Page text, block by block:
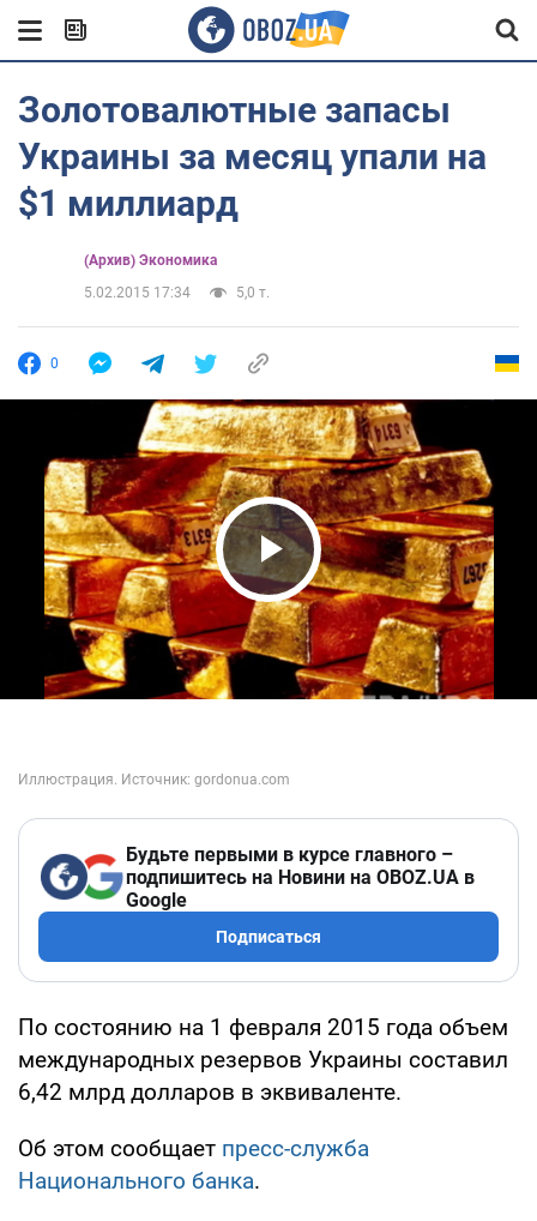
Золотовалютные запасы
Украины за месяц упали на
$1 миллиард
(Архив) Экономика
5.02.2015 17:34
5,0 т.
0
Play Video
Будьте первыми в курсе главного –
подпишитесь на Новини на OBOZ.UA в
Google
Подписаться
По состоянию на 1 февраля 2015 года объем
международных резервов Украины составил
6,42 млрд долларов в эквиваленте.
Об этом сообщает пресс-служба
Национального банка.